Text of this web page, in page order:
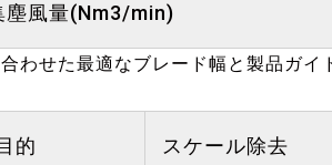
塵風量(Nm3/min)
わせた最適なブレード幅と製品ガイ
的 スケール除去